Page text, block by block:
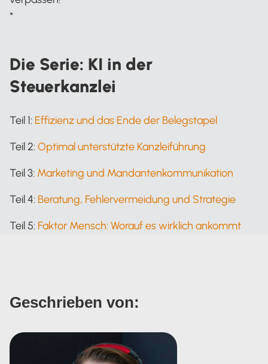
*
Die Serie: KI in der
Steuerkanzlei
Teil 1: Effizienz und das Ende der Belegstapel
Teil 2: Optimal unterstützte Kanzleiführung
Teil 3: Marketing und Mandantenkommunikation
Teil 4: Beratung, Fehlervermeidung und Strategie
Teil 5: Faktor Mensch: Worauf es wirklich ankommt
Geschrieben von: